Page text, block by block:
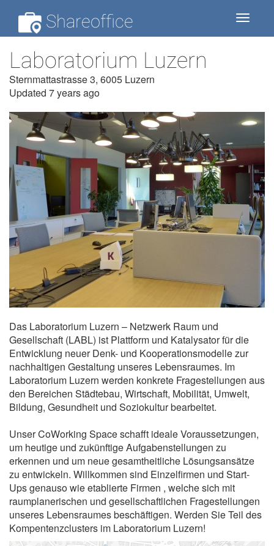
Toggle
Shareoffice
Laboratorium Luzern
Sternmattastrasse 3, 6005 Luzern
Updated 7 years ago
Das Laboratorium Luzern – Netzwerk Raum und
Gesellschaft (LABL) ist Plattform und Katalysator für die
Entwicklung neuer Denk- und Kooperationsmodelle zur
nachhaltigen Gestaltung unseres Lebensraumes. Im
Laboratorium Luzern werden konkrete Fragestellungen aus
den Bereichen Städtebau, Wirtschaft, Mobilität, Umwelt,
Bildung, Gesundheit und Soziokultur bearbeitet.
Unser CoWorking Space schafft ideale Voraussetzungen,
um heutige und zukünftige Aufgabenstellungen zu
erkennen und um neue gesamtheitliche Lösungsansätze
zu entwickeln. Willkommen sind Einzelfirmen und Start-
Ups genauso wie etablierte Firmen , welche sich mit
raumplanerischen und gesellschaftlichen Fragestellungen
unseres Lebensraumes beschäftigen. Werden Sie Teil des
Kompentenzclusters im Laboratorium Luzern!